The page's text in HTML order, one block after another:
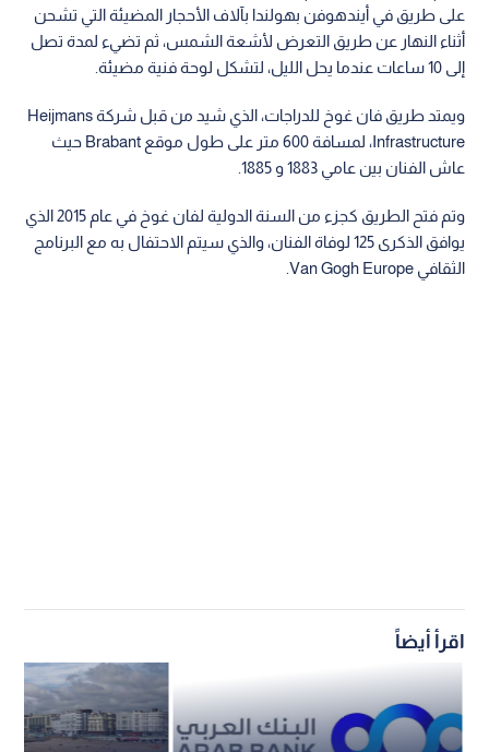
على طريق في أيندهوفن بهولندا بآلاف الأحجار المضيئة التي تشحن
أثناء النهار عن طريق التعرض لأشعة الشمس، ثم تضيء لمدة تصل
إلى 10 ساعات عندما يحل الليل، لتشكل لوحة فنية مضيئة.
ويمتد طريق فان غوخ للدراجات، الذي شيد من قبل شركة Heijmans
Infrastructure، لمسافة 600 متر على طول موقع Brabant حيث
عاش الفنان بين عامي 1883 و 1885.
وتم فتح الطريق كجزء من السنة الدولية لفان غوخ في عام 2015 الذي
يوافق الذكرى 125 لوفاة الفنان، والذي سيتم الاحتفال به مع البرنامج
الثقافي Van Gogh Europe.
اقرأ أيضاً